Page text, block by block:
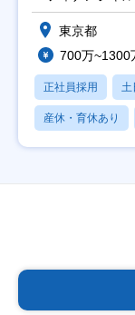
東京都
700万~1300
正社員採用 土
産休・育休あり